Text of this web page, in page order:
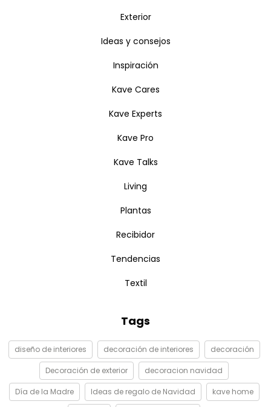
Exterior
Ideas y consejos
Inspiración
Kave Cares
Kave Experts
Kave Pro
Kave Talks
Living
Plantas
Recibidor
Tendencias
Textil
Tags
diseño de interiores decoración de interiores decoración
Decoración de exterior decoracion navidad
Día de la Madre Ideas de regalo de Navidad kave home